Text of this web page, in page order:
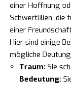
einer Hoffnung
Schwertlilien, die
einer
Hier sind einige
mögliche
Traum: Sie
Bedeutung: